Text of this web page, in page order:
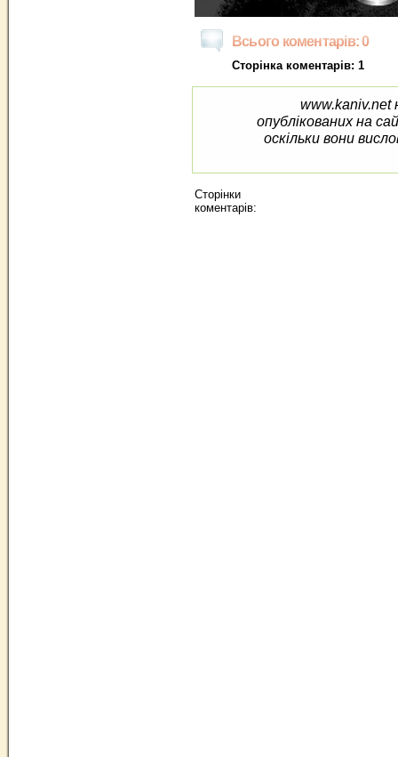
Всього коментарів: 0
Сторінка коментарів: 1
www.kaniv.net
опублікованих на
оскільки вони
Сторінки
коментарів: